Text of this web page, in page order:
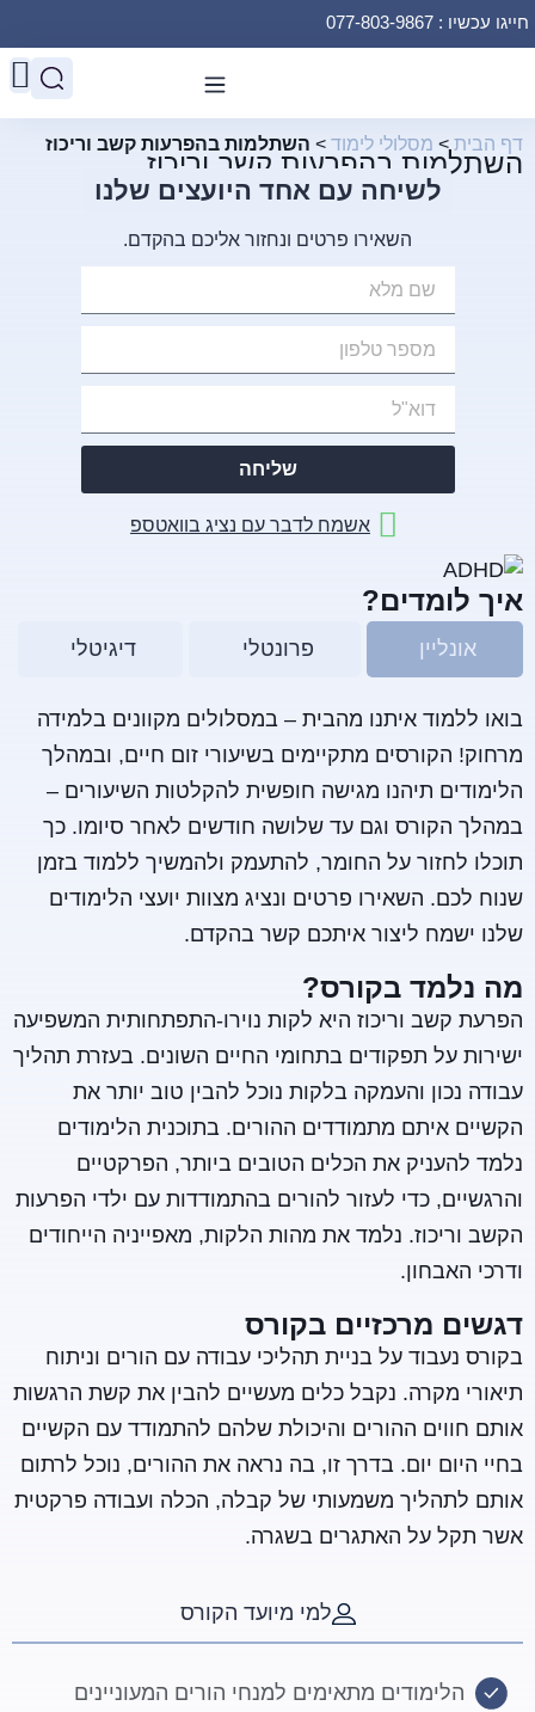
חייגו עכשיו : 077-803-9867
איך לומדים?
אונליין פרונטלי דיגיטלי
בואו ללמוד איתנו מהבית – במסלולים מקוונים בלמידה
מרחוק! הקורסים מתקיימים בשיעורי זום חיים, ובמהלך
הלימודים תיהנו מגישה חופשית להקלטות השיעורים –
במהלך הקורס וגם עד שלושה חודשים לאחר סיומו. כך
תוכלו לחזור על החומר, להתעמק ולהמשיך ללמוד בזמן
שנוח לכם. השאירו פרטים ונציג מצוות יועצי הלימודים
שלנו ישמח ליצור איתכם קשר בהקדם.
מה נלמד בקורס?
הפרעת קשב וריכוז היא לקות נוירו-התפתחותית המשפיעה
ישירות על תפקודים בתחומי החיים השונים. בעזרת תהליך
עבודה נכון והעמקה בלקות נוכל להבין טוב יותר את
הקשיים איתם מתמודדים ההורים. בתוכנית הלימודים
נלמד להעניק את הכלים הטובים ביותר, הפרקטיים
והרגשיים, כדי לעזור להורים בהתמודדות עם ילדי הפרעות
הקשב וריכוז. נלמד את מהות הלקות, מאפייניה הייחודים
ודרכי האבחון.
דגשים מרכזיים בקורס
בקורס נעבוד על בניית תהליכי עבודה עם הורים וניתוח
תיאורי מקרה. נקבל כלים מעשיים להבין את קשת הרגשות
אותם חווים ההורים והיכולת שלהם להתמודד עם הקשיים
בחיי היום יום. בדרך זו, בה נראה את ההורים, נוכל לרתום
אותם לתהליך משמעותי של קבלה, הכלה ועבודה פרקטית
אשר תקל על האתגרים בשגרה.
למי מיועד הקורס
הלימודים מתאימים למנחי הורים המעוניינים
דף הבית > מסלולי לימוד > השתלמות בהפרעות קשב וריכוז
השתלמות בהפרעות קשב וריכוז
לשיחה עם אחד היועצים שלנו
השאירו פרטים ונחזור אליכם בהקדם.
שליחה
אשמח לדבר עם נציג בוואטספ